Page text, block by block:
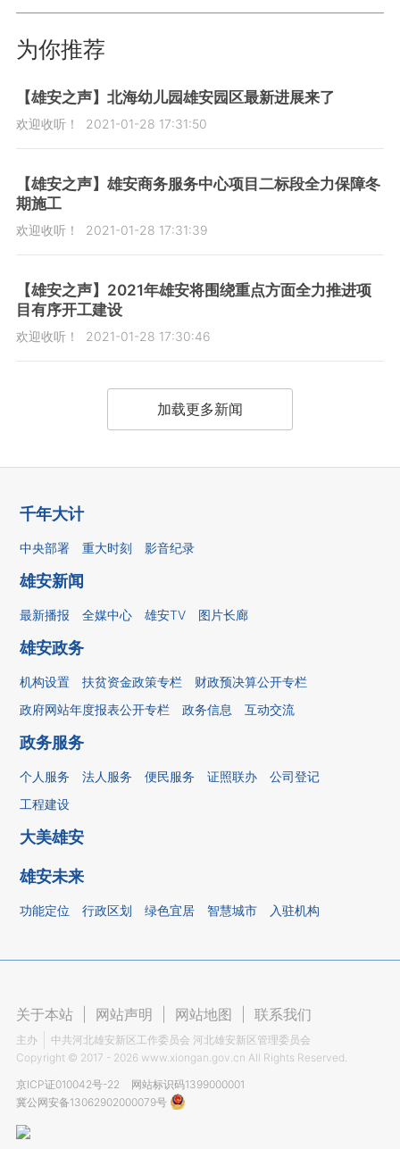
为你推荐
【雄安之声】北海幼儿园雄安园区最新进展来了
欢迎收听！ 2021-01-28 17:31:50
【雄安之声】雄安商务服务中心项目二标段全力保障冬
期施工
欢迎收听！ 2021-01-28 17:31:39
【雄安之声】2021年雄安将围绕重点方面全力推进项
目有序开工建设
欢迎收听！ 2021-01-28 17:30:46
加载更多新闻
千年大计
中央部署 重大时刻 影音纪录
雄安新闻
最新播报 全媒中心 雄安TV 图片长廊
雄安政务
机构设置 扶贫资金政策专栏
财政预决算公开专栏
政府网站年度报表公开专栏
政务信息 互动交流
政务服务
个人服务 法人服务 便民服务 证照联办
公司登记
工程建设
大美雄安
雄安未来
功能定位 行政区划 绿色宜居 智慧城市 入驻机构
关于本站 网站声明 网站地图 联系我们
主办
中共河北雄安新区工作委员会 河北雄安新区管理委员会
Copyright © 2017 - 2026 www.xiongan.gov.cn All Rights Reserved.
京ICP证010042号-22
网站标识码1399000001
冀公网安备13062902000079号